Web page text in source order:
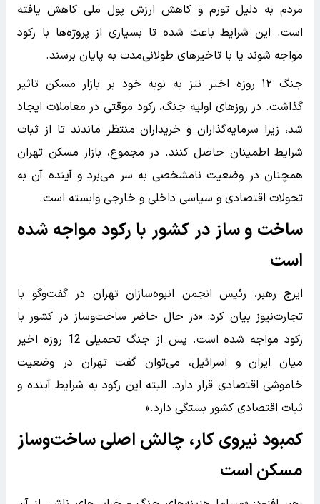
مردم به دلیل تورم و کاهش ارزش پول ملی کاهش یافته
است. این شرایط باعث شده تا بسیاری از پروژه‌ها با رکود
مواجه شوند یا با تاخیرهای طولانی‌مدت به پایان برسند.
جنگ ۱۲ روزه اخیر نیز به نوبه‌ خود بر بازار مسکن تاثیر
گذاشت. در روزهای اولیه جنگ، رکود موقتی در معاملات ایجاد
شد، زیرا سرمایه‌گذاران و خریداران منتظر ماندند تا از ثبات
شرایط اطمینان حاصل کنند. در مجموع، بازار مسکن تهران
همچنان در وضعیت نامشخصی به سر می‌برد و آینده آن به
تحولات اقتصادی و سیاسی داخلی و خارجی وابسته است.
ساخت و ساز در کشور با رکود مواجه شده
است
ایرج رهبر، رئیس انجمن انبوه‌سازان تهران در گفت‌وگو با
تجارت‌نیوز بیان کرد: «در حال حاضر ساخت‌وساز در کشور با
رکود مواجه شده است. پس از جنگ تحمیلی 12 روزه اخیر
میان ایران و اسرائیل، می‌توان گفت تهران در وضعیت
خاموشی اقتصادی قرار دارد. البته این رکود به شرایط آینده و
ثبات اقتصادی کشور بستگی دارد.»
کمبود نیروی کار، چالش اصلی ساخت‌وساز
مسکن است